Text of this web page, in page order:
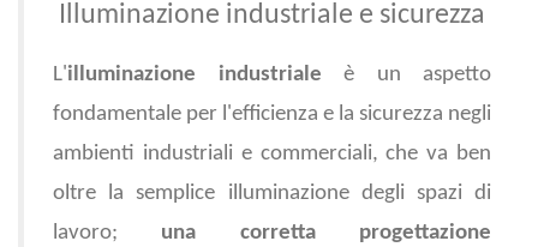
Illuminazione industriale e sicurezza
L'illuminazione industriale è un aspetto
fondamentale per l'efficienza e la sicurezza negli
ambienti industriali e commerciali, che va ben
oltre la semplice illuminazione degli spazi di
lavoro; una corretta progettazione